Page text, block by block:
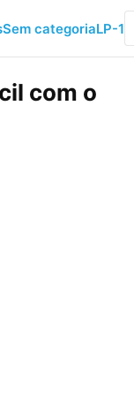
Sem categoriaLP-1
com o